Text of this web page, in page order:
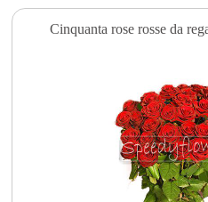
Cinquanta rose rosse da